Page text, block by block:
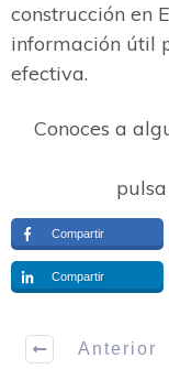
construcción en
información útil
efectiva.
Conoces a
Compartir
Compartir
Anterior